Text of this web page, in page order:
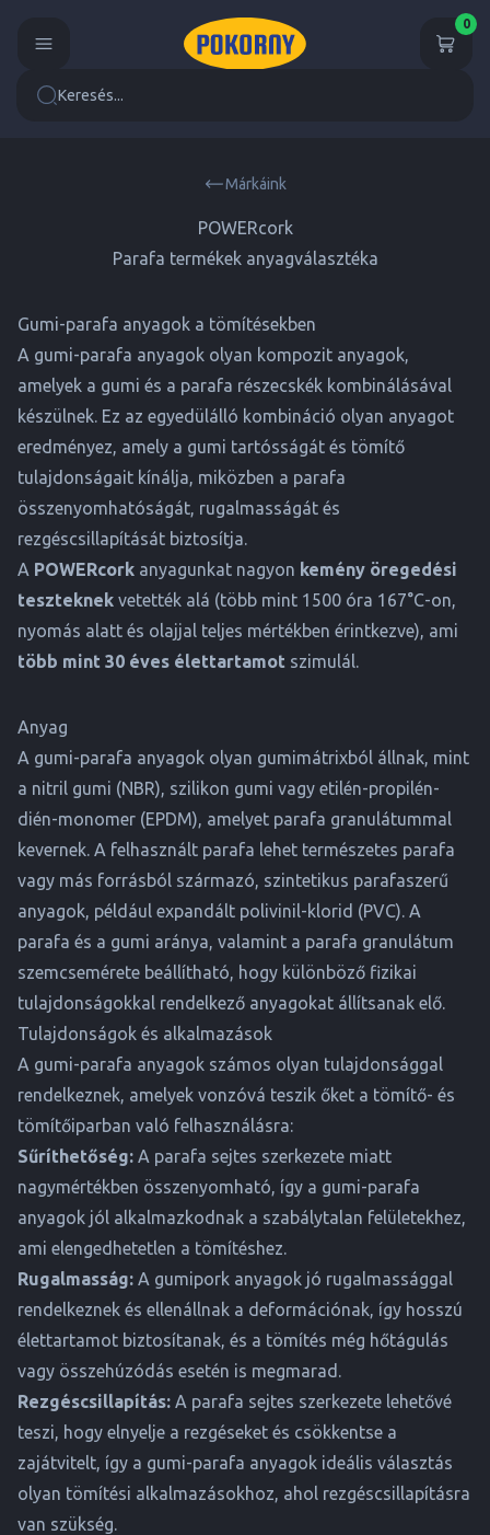
Keresés...
0
Márkáink
POWERcork
Parafa termékek anyagválasztéka
Gumi-parafa anyagok a tömítésekben
A gumi-parafa anyagok olyan kompozit anyagok,
amelyek a gumi és a parafa részecskék kombinálásával
készülnek. Ez az egyedülálló kombináció olyan anyagot
eredményez, amely a gumi tartósságát és tömítő
tulajdonságait kínálja, miközben a parafa
összenyomhatóságát, rugalmasságát és
rezgéscsillapítását biztosítja.
A POWERcork anyagunkat nagyon kemény öregedési
teszteknek vetették alá (több mint 1500 óra 167°C-on,
nyomás alatt és olajjal teljes mértékben érintkezve), ami
több mint 30 éves élettartamot szimulál.
Anyag
A gumi-parafa anyagok olyan gumimátrixból állnak, mint
a nitril gumi (NBR), szilikon gumi vagy etilén-propilén-
dién-monomer (EPDM), amelyet parafa granulátummal
kevernek. A felhasznált parafa lehet természetes parafa
vagy más forrásból származó, szintetikus parafaszerű
anyagok, például expandált polivinil-klorid (PVC). A
parafa és a gumi aránya, valamint a parafa granulátum
szemcsemérete beállítható, hogy különböző fizikai
tulajdonságokkal rendelkező anyagokat állítsanak elő.
Tulajdonságok és alkalmazások
A gumi-parafa anyagok számos olyan tulajdonsággal
rendelkeznek, amelyek vonzóvá teszik őket a tömítő- és
tömítőiparban való felhasználásra:
Sűríthetőség: A parafa sejtes szerkezete miatt
nagymértékben összenyomható, így a gumi-parafa
anyagok jól alkalmazkodnak a szabálytalan felületekhez,
ami elengedhetetlen a tömítéshez.
Rugalmasság: A gumipork anyagok jó rugalmassággal
rendelkeznek és ellenállnak a deformációnak, így hosszú
élettartamot biztosítanak, és a tömítés még hőtágulás
vagy összehúzódás esetén is megmarad.
Rezgéscsillapítás: A parafa sejtes szerkezete lehetővé
teszi, hogy elnyelje a rezgéseket és csökkentse a
zajátvitelt, így a gumi-parafa anyagok ideális választás
olyan tömítési alkalmazásokhoz, ahol rezgéscsillapításra
van szükség.